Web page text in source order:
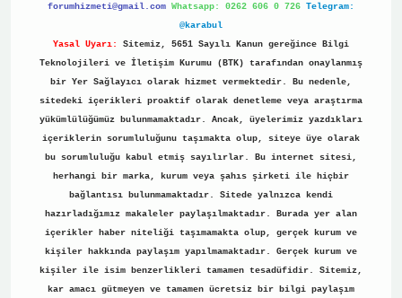
forumhizmeti@gmail.com Whatsapp: 0262 606 0 726 Telegram:
@karabul
Yasal Uyarı:
Sitemiz, 5651 Sayılı Kanun gereğince Bilgi
Teknolojileri ve İletişim Kurumu (BTK) tarafından onaylanmış
bir Yer Sağlayıcı olarak hizmet vermektedir. Bu nedenle,
sitedeki içerikleri proaktif olarak denetleme veya araştırma
yükümlülüğümüz bulunmamaktadır. Ancak, üyelerimiz yazdıkları
içeriklerin sorumluluğunu taşımakta olup, siteye üye olarak
bu sorumluluğu kabul etmiş sayılırlar. Bu internet sitesi,
herhangi bir marka, kurum veya şahıs şirketi ile hiçbir
bağlantısı bulunmamaktadır. Sitede yalnızca kendi
hazırladığımız makaleler paylaşılmaktadır. Burada yer alan
içerikler haber niteliği taşımamakta olup, gerçek kurum ve
kişiler hakkında paylaşım yapılmamaktadır. Gerçek kurum ve
kişiler ile isim benzerlikleri tamamen tesadüfidir. Sitemiz,
kar amacı gütmeyen ve tamamen ücretsiz bir bilgi paylaşım